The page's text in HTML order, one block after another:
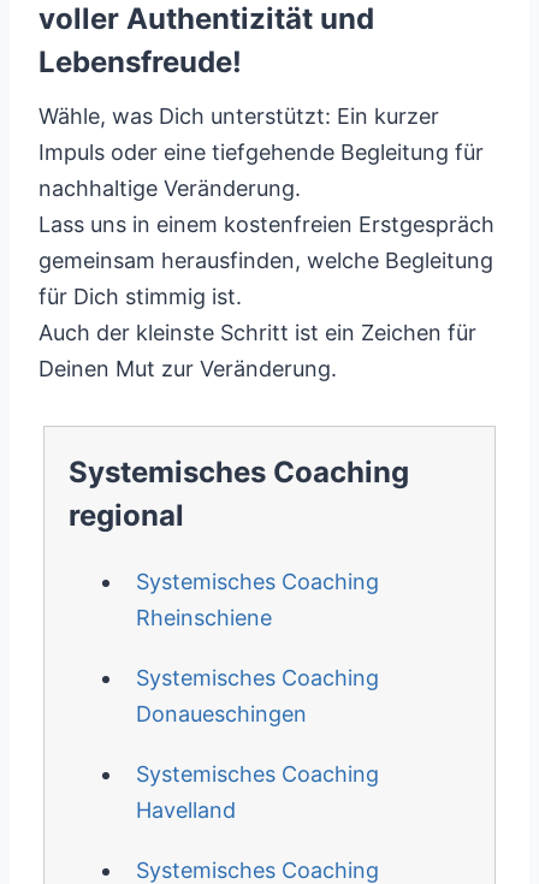
voller Authentizität und
Lebensfreude!
Wähle, was Dich unterstützt: Ein kurzer
Impuls oder eine tiefgehende Begleitung für
nachhaltige Veränderung.
Lass uns in einem kostenfreien Erstgespräch
gemeinsam herausfinden, welche Begleitung
für Dich stimmig ist.
Auch der kleinste Schritt ist ein Zeichen für
Deinen Mut zur Veränderung.
Systemisches Coaching
regional
Systemisches Coaching
Rheinschiene
Systemisches Coaching
Donaueschingen
Systemisches Coaching
Havelland
Systemisches Coaching